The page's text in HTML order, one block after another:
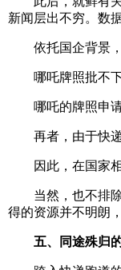
新闻层出不穷。数
依托国企背景，
哪吒牌照批不下
哪吒的牌照申请
再者，由于快递
因此，在国家相
当然，也不排除
得的资源并不明朗
五、同途殊归